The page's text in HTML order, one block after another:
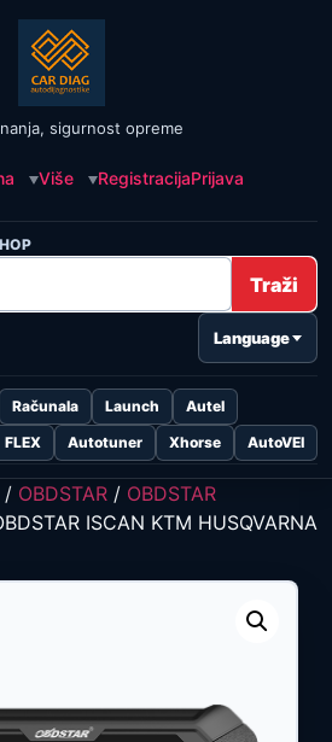
sigurnost opreme
Više RegistracijaPrijava
Traži
Language
Računala Launch
Autel
FLEX Autotuner Xhorse AutoVEI
/ OBDSTAR / OBDSTAR
ISCAN KTM HUSQVARNA